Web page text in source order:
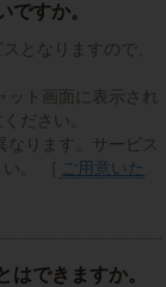
ですか。
となりますので、
ット画面に表示され
ださい。
なります。サービス
。 ［
ご用意いた
はできますか。